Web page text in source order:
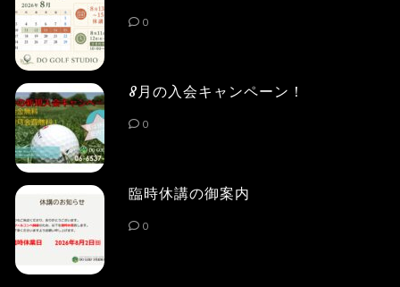
0
8月の入会キャンペーン！
0
臨時休講の御案内
0